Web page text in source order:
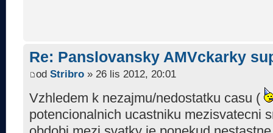
Re: Panslovansky AMVckarky
od Stribro » 26 lis 2012, 20:01
Vzhledem k nezajmu/nedostatku casu (
potencionalnich ucastniku mezisvatecni